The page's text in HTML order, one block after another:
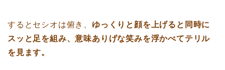
するとセシオは俯き、 ゆっくりと顔を上げると同時に
スッと足を組み、意味ありげな笑みを浮かべてテリル
を見ます。